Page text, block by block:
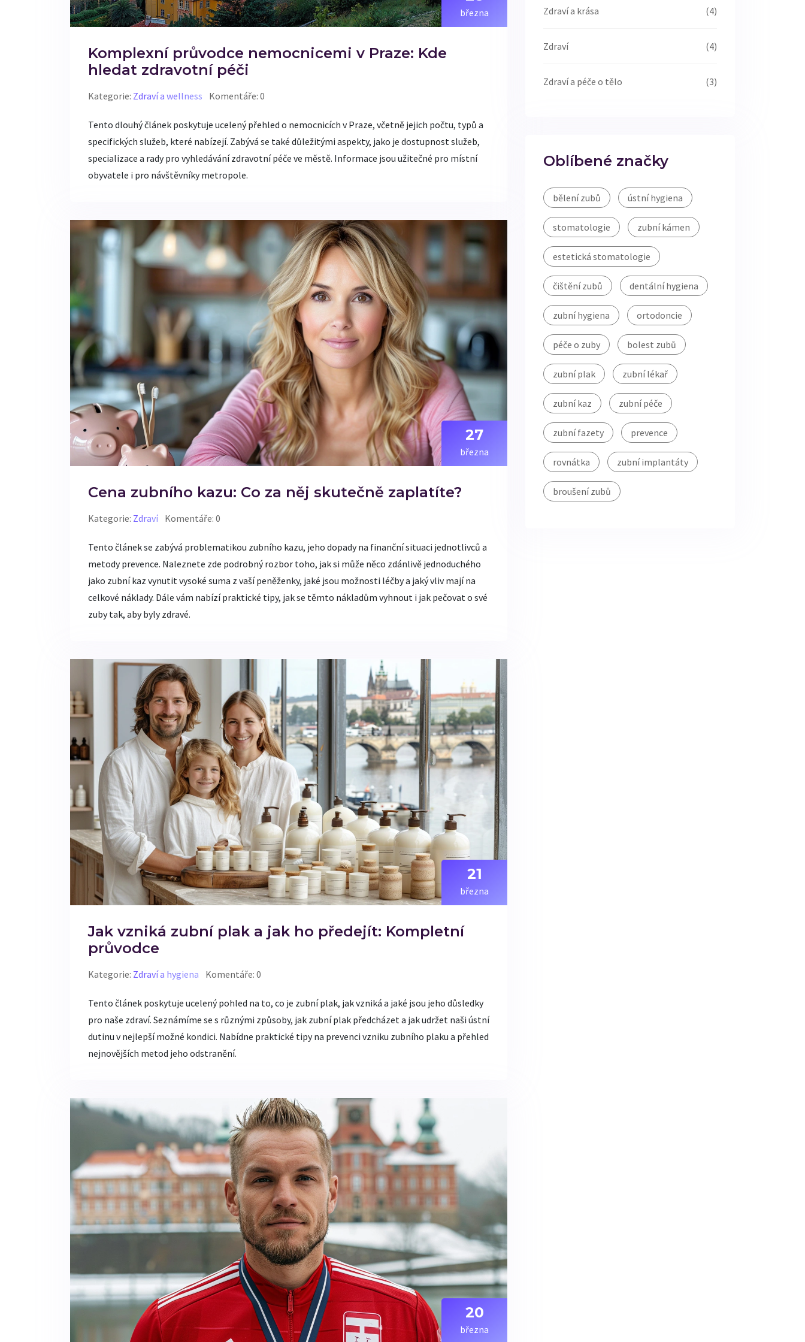
března
Komplexní průvodce nemocnicemi v Praze: Kde
hledat zdravotní péči
Kategorie: Zdraví a wellness Komentáře: 0
Tento dlouhý článek poskytuje ucelený přehled o nemocnicích v Praze, včetně jejich počtu, typů a
specifických služeb, které nabízejí. Zabývá se také důležitými aspekty, jako je dostupnost služeb,
specializace a rady pro vyhledávání zdravotní péče ve městě. Informace jsou užitečné pro místní
obyvatele i pro návštěvníky metropole.
27
března
Cena zubního kazu: Co za něj skutečně zaplatíte?
Kategorie: Zdraví Komentáře: 0
Tento článek se zabývá problematikou zubního kazu, jeho dopady na finanční situaci jednotlivců a
metody prevence. Naleznete zde podrobný rozbor toho, jak si může něco zdánlivě jednoduchého
jako zubní kaz vynutit vysoké suma z vaší peněženky, jaké jsou možnosti léčby a jaký vliv mají na
celkové náklady. Dále vám nabízí praktické tipy, jak se těmto nákladům vyhnout i jak pečovat o své
zuby tak, aby byly zdravé.
21
března
Jak vzniká zubní plak a jak ho předejít: Kompletní
průvodce
Kategorie: Zdraví a hygiena Komentáře: 0
Tento článek poskytuje ucelený pohled na to, co je zubní plak, jak vzniká a jaké jsou jeho důsledky
pro naše zdraví. Seznámíme se s různými způsoby, jak zubní plak předcházet a jak udržet naši ústní
dutinu v nejlepší možné kondici. Nabídne praktické tipy na prevenci vzniku zubního plaku a přehled
nejnovějších metod jeho odstranění.
20
března
Zdraví a krása (4)
Zdraví (4)
Zdraví a péče o tělo (3)
Oblíbené značky
bělení zubů ústní hygiena
stomatologie zubní kámen
estetická stomatologie
čištění zubů dentální hygiena
zubní hygiena ortodoncie
péče o zuby bolest zubů
zubní plak zubní lékař
zubní kaz zubní péče
zubní fazety prevence
rovnátka zubní implantáty
broušení zubů